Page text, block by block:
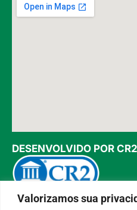
Valorizamos sua
Muito mais quecriar siteou
DESENVOLVIDO POR CR2